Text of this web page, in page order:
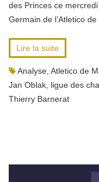
des Princes ce
Germain de l’Atletico
Lire la suite
Analyse Atletico de
Jan Oblak ligue des
Thierry Barnerat